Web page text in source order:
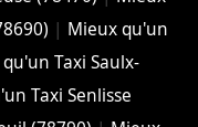
| Mieux qu'un
Taxi Saulx-
Taxi Senlisse